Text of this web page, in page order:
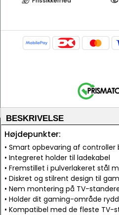
BESKRIVELSE
Højdepunkter:
• Smart opbevaring af controller
• Integreret holder til ladekabel
• Fremstillet i pulverlakeret stål
• Diskret og stilrent design til
• Nem montering på TV-
• Holder dit gaming-område
• Kompatibel med de fleste TV-